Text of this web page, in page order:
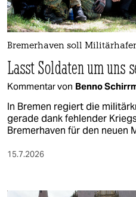
berlin
nord
wahrheit
verlag
verlag
veranstaltungen
shop
Bremerhaven soll
Lasst Soldaten um uns
Kommentar von Benno
In Bremen regiert die
gerade dank fehlender
Bremerhaven für den neuen
15.7.2026